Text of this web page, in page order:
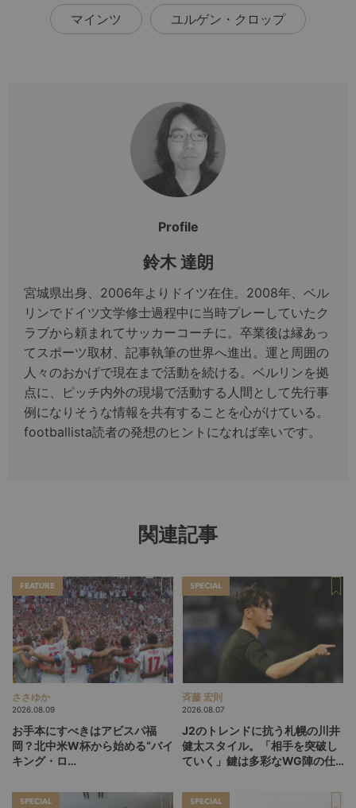
マインツ ユルゲン・クロップ
Profile
鈴木 達朗
宮城県出身、2006年よりドイツ在住。2008年、ベル
リンでドイツ文学修士過程中に当時プレーしていたク
ラブから頼まれてサッカーコーチに。卒業後は縁あっ
てスポーツ取材、記事執筆の世界へ進出。運と周囲の
人々のおかげで現在まで活動を続ける。ベルリンを拠
点に、ピッチ内外の現場で活動する人間として先行事
例になりそうな情報を共有することを心がけている。
footballista読者の発想のヒントになれば幸いです。
関連記事
FEATURE
ささゆか
2026.08.09
お手本にすべきはアビスパ福
岡？北中米W杯から始める“バイ
キング・ロ
探す旅
SPECIAL
斉藤 宏則
2026.08.07
J2のトレンドに抗う札幌の川井
健太スタイル。「相手を突破し
ていく」鍵は多彩なWG陣の仕
SPECIAL SPECIAL